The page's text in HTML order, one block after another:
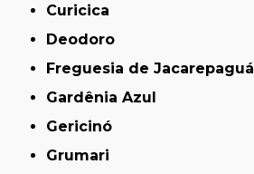
Curicica
Deodoro
Freguesia de Jacarepaguá
Gardênia Azul
Gericinó
Grumari